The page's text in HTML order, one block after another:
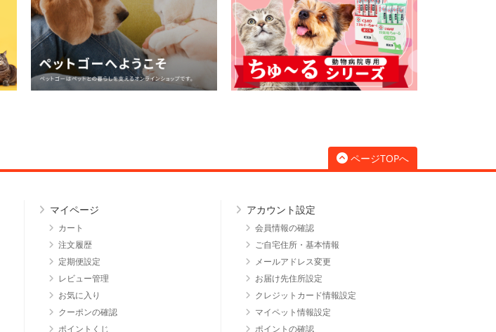
ページTOPへ
マイページ
カート
注文履歴
定期便設定
レビュー管理
お気に入り
クーポンの確認
ポイントくじ
アカウント設定
会員情報の確認
ご自宅住所・基本情報
メールアドレス変更
お届け先住所設定
クレジットカード情報設定
マイペット情報設定
ポイントの確認